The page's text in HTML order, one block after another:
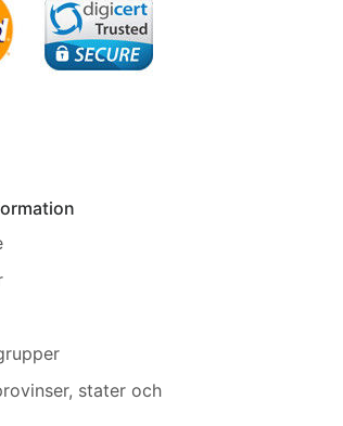
stater och